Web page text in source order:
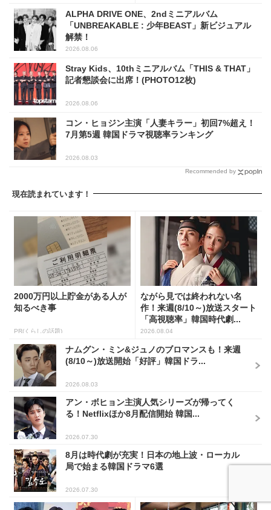
ALPHA DRIVE ONE、2ndミニアルバム
「UNBREAKABLE : 少年BEAST」新ビジュアル
解禁！
2026.08.06
Stray Kids、10thミニアルバム「THIS & THAT」
記者懇談会に出席！(PHOTO12枚)
2026.08.06
コン・ヒョジン主演「人妻キラー」初回7%超え！
7月第5週 韓国ドラマ視聴率ランキング
2026.08.03
Recommended by
現在読まれています！
2000万円以上貯金がある人が
知るべき事
PR(くらしの話題)
ながら見では終われない名
作！来週(8/10～)放送スタート
「高視聴率」韓国時代劇...
2026.08.04
ナムグン・ミン&ジュノのブロマンスも！来週
(8/10～)放送開始「好評」韓国ドラ...
2026.08.03
アン・ボヒョン主演人気シリーズが帰ってく
る！Netflixほか8月配信開始 韓国...
2026.07.30
8月は時代劇が充実！日本の地上波・ローカル
局で始まる韓国ドラマ6選
2026.07.30